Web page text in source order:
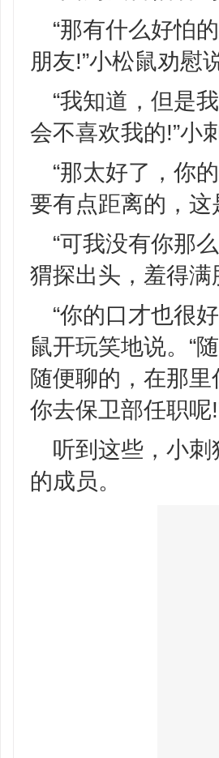
“那有什么好怕
朋友!”小松鼠劝慰
“我知道，但
会不喜欢我的!”小
“那太好了，你
要有点距离的，这
“可我没有你那
猬探出头，羞得满
“你的口才也很
鼠开玩笑地说。“
随便聊的，在那
你去保卫部任职呢
听到这些，小
的成员。